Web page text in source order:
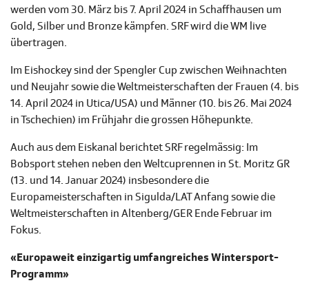
werden vom 30. März bis 7. April 2024 in Schaffhausen um
Gold, Silber und Bronze kämpfen. SRF wird die WM live
übertragen.
Im Eishockey sind der Spengler Cup zwischen Weihnachten
und Neujahr sowie die Weltmeisterschaften der Frauen (4. bis
14. April 2024 in Utica/USA) und Männer (10. bis 26. Mai 2024
in Tschechien) im Frühjahr die grossen Höhepunkte.
Auch aus dem Eiskanal berichtet SRF regelmässig: Im
Bobsport stehen neben den Weltcuprennen in St. Moritz GR
(13. und 14. Januar 2024) insbesondere die
Europameisterschaften in Sigulda/LAT Anfang sowie die
Weltmeisterschaften in Altenberg/GER Ende Februar im
Fokus.
«Europaweit einzigartig umfangreiches Wintersport-
Programm»